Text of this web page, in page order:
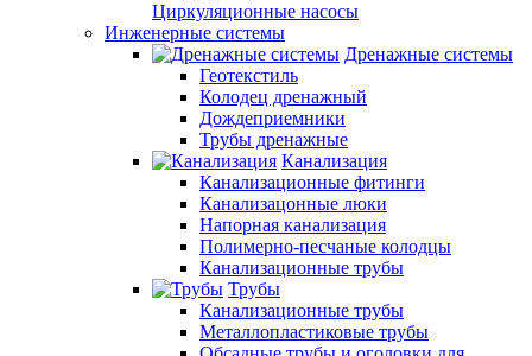
Циркуляционные насосы
Инженерные системы
Дренажные системы
Геотекстиль
Колодец дренажный
Дождеприемники
Трубы дренажные
Канализация
Канализационные фитинги
Канализацонные люки
Напорная канализация
Полимерно-песчаные колодцы
Канализационные трубы
Трубы
Канализационные трубы
Металлопластиковые трубы